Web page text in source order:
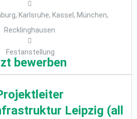
Karlsruhe, Kassel, München,
Recklinghausen
Festanstellung
bewerben
Leipzig (all